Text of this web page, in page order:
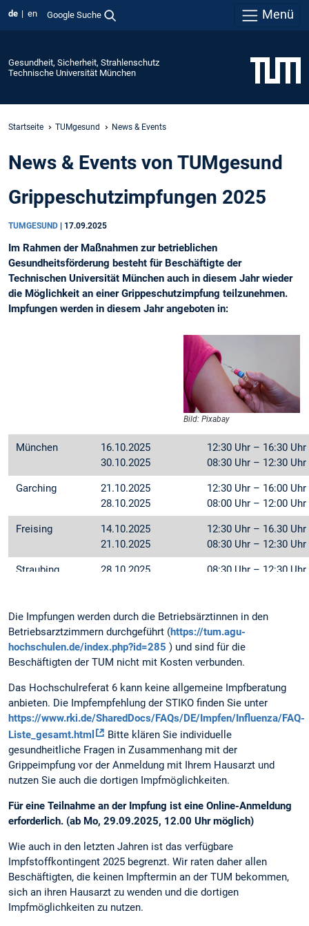
de en Google Suche Menü
Gesundheit, Sicherheit, Strahlenschutz
Technische Universität München
Startseite TUMgesund News & Events
News & Events von TUMgesund
Grippeschutzimpfungen 2025
TUMGESUND 17.09.2025
Im Rahmen der Maßnahmen zur betrieblichen
Gesundheitsförderung besteht für Beschäftigte der
Technischen Universität München auch in diesem Jahr wieder
die Möglichkeit an einer Grippeschutzimpfung teilzunehmen.
Impfungen werden in diesem Jahr angeboten in:
Bild: Pixabay
München
16.10.2025
30.10.2025
12:30 Uhr – 16:30 Uhr
08:30 Uhr – 12:30 Uhr
Garching
21.10.2025
28.10.2025
12:30 Uhr – 16:00 Uhr
08:00 Uhr – 12:00 Uhr
Freising
14.10.2025
21.10.2025
12:30 Uhr – 16.30 Uhr
08:30 Uhr – 12:30 Uhr
Straubing 28.10.2025 08:30 Uhr – 12:30 Uhr
Die Impfungen werden durch die Betriebsärztinnen in den
Betriebsarztzimmern durchgeführt (https://tum.agu-
hochschulen.de/index.php?id=285 ) und sind für die
Beschäftigten der TUM nicht mit Kosten verbunden.
Das Hochschulreferat 6 kann keine allgemeine Impfberatung
anbieten. Die Impfempfehlung der STIKO finden Sie unter
https://www.rki.de/SharedDocs/FAQs/DE/Impfen/Influenza/FAQ-
Liste_gesamt.html
Bitte klären Sie individuelle
gesundheitliche Fragen in Zusammenhang mit der
Grippeimpfung vor der Anmeldung mit Ihrem Hausarzt und
nutzen Sie auch die dortigen Impfmöglichkeiten.
Für eine Teilnahme an der Impfung ist eine Online-Anmeldung
erforderlich. (ab Mo, 29.09.2025, 12.00 Uhr möglich)
Wie auch in den letzten Jahren ist das verfügbare
Impfstoffkontingent 2025 begrenzt. Wir raten daher allen
Beschäftigten, die keinen Impftermin an der TUM bekommen,
sich an ihren Hausarzt zu wenden und die dortigen
Impfmöglichkeiten zu nutzen.